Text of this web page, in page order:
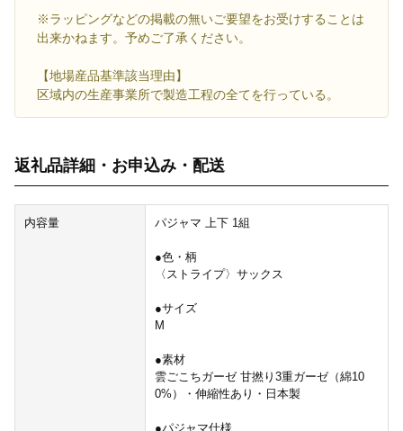
※ラッピングなどの掲載の無いご要望をお受けすることは
出来かねます。予めご了承ください。
【地場産品基準該当理由】
区域内の生産事業所で製造工程の全てを行っている。
返礼品詳細・お申込み・配送
内容量 パジャマ 上下 1組
●色・柄
〈ストライプ〉サックス
●サイズ
M
●素材
雲ごこちガーゼ 甘撚り3重ガーゼ（綿10
0%）・伸縮性あり・日本製
●パジャマ仕様